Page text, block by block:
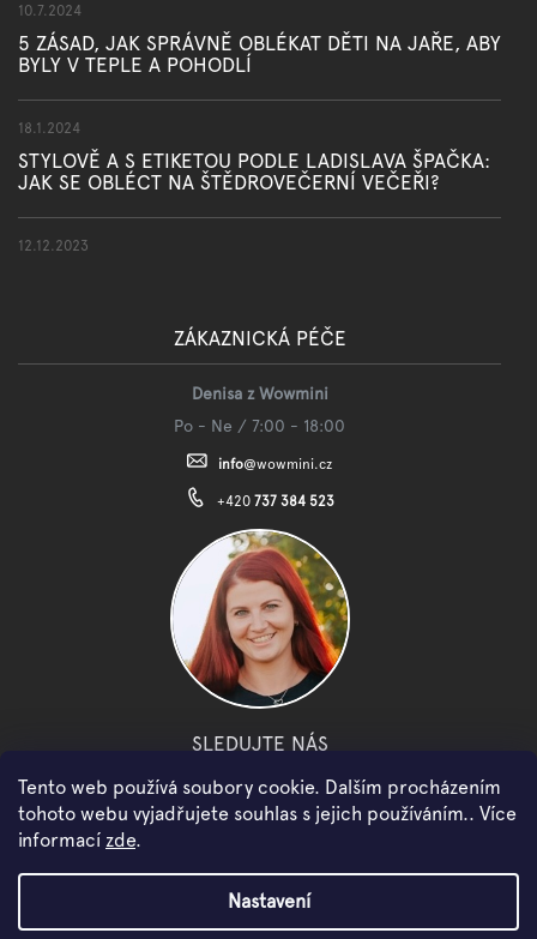
Tento web používá soubory cookie. Dalším procházením
tohoto webu vyjadřujete souhlas s jejich používáním.. Více
informací zde.
Nastavení
10.7.2024
5 ZÁSAD, JAK SPRÁVNĚ OBLÉKAT DĚTI NA JAŘE, ABY
BYLY V TEPLE A POHODLÍ
18.1.2024
STYLOVĚ A S ETIKETOU PODLE LADISLAVA ŠPAČKA:
JAK SE OBLÉCT NA ŠTĚDROVEČERNÍ VEČEŘI?
12.12.2023
ZÁKAZNICKÁ PÉČE
Denisa z Wowmini
Po - Ne / 7:00 - 18:00
info@wowmini.cz
+420 737 384 523
SLEDUJTE NÁS
facebook instagram youtube
Copyright 2026WOWMINI. Všechna práva vyhrazena.